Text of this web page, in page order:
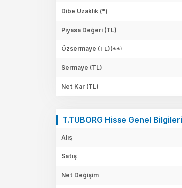
Dibe Uzaklık (*)
Piyasa Değeri (TL)
Özsermaye (TL)(**)
Sermaye (TL)
Net Kar (TL)
T.TUBORG Hisse Genel Bilgileri
Alış
Satış
Net Değişim